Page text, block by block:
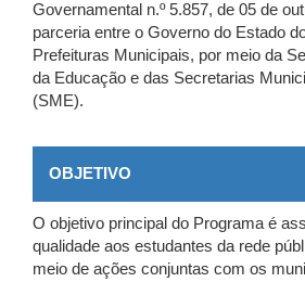
Governamental n.º 5.857, de 05 de
parceria entre o Governo do Estado
Prefeituras Municipais, por meio da
da Educação e das Secretarias
(SME).
OBJETIVO
O objetivo principal do Programa é
qualidade aos estudantes da rede
meio de ações conjuntas com os